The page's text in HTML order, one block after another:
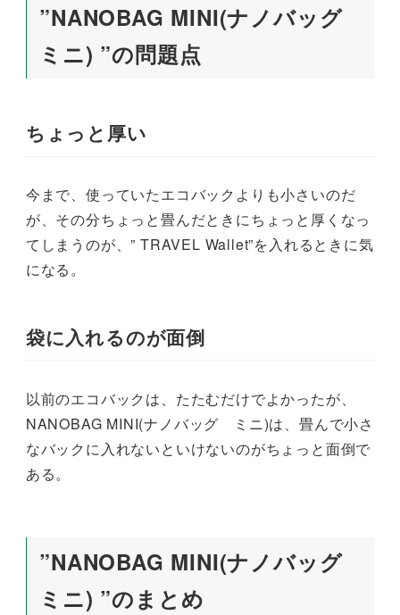
”NANOBAG MINI(ナノバッグ
ミニ) ”の問題点
ちょっと厚い
今まで、使っていたエコバックよりも小さいのだ
が、その分ちょっと畳んだときにちょっと厚くなっ
てしまうのが、” TRAVEL Wallet”を入れるときに気
になる。
袋に入れるのが面倒
以前のエコバックは、たたむだけでよかったが、
NANOBAG MINI(ナノバッグ ミニ)は、畳んで小さ
なバックに入れないといけないのがちょっと面倒で
ある。
”NANOBAG MINI(ナノバッグ
ミニ) ”のまとめ